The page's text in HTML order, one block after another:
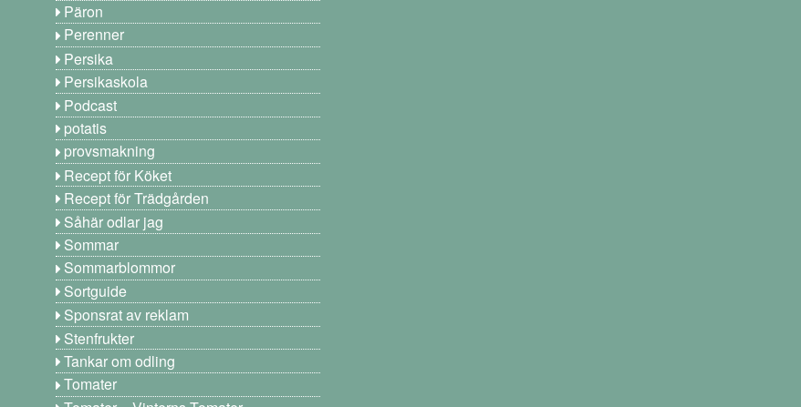
Päron
Perenner
Persika
Persikaskola
Podcast
potatis
provsmakning
Recept för Köket
Recept för Trädgården
Såhär odlar jag
Sommar
Sommarblommor
Sortguide
Sponsrat av reklam
Stenfrukter
Tankar om odling
Tomater